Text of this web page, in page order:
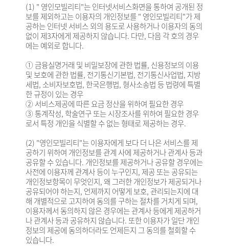
(1) " 영인모빌리티"는 인터넷서비스화면을 통하여 공개된 정
보를 제외하고는 이용자의 개인정보를 " 영인모빌리티"가 제
공하는 인터넷 서비스 외의 용도로 사용하거나 이용자의 동의
없이 제3자에게 제공하지 않습니다. 다만, 다음 각 호의 경우
에는 예외로 합니다.
① 금융실명거래 및 비밀보장에 관한 법률, 신용정보의 이용
및 보호에 관한 법률, 전기통신기본법, 전기통신사업법, 지방
세법, 소비자보호법, 한국은행법, 형사소송법 등 법령에 특별
한 규정이 있는 경우
② 서비스제공에 따른 요금 정산을 위하여 필요한 경우
③ 통계작성, 학술연구 또는 시장조사를 위하여 필요한 경우
로서 특정 개인을 식별할 수 없는 형태로 제공하는 경우.
(2) "영인모빌리티"는 이용자에게 보다 더 나은 서비스를 제
공하기 위하여 개인정보를 관계 사에 제공하거나 관계사 등과
공유할 수 있습니다. 개인정보를 제공하거나 공유할 경우에는
사전에 이용자께 관계사 등이 누구인지, 제공 또는 공유되는
개인정보항목이 무엇인지, 왜 그러한 개인정보가 제공되거나
공유되어야 하는지, 언제까지 어떻게 보호, 관리되는지에 대
해 개별적으로 고지하여 동의를 구하는 절차를 거치게 되며,
이용자께서 동의하지 않은 경우에는 관계사 등에게 제공하거
나 관계사 등과 공유하지 않습니다. 또한 이용자가 일단 개인
정보의 제공에 동의하더라도 언제든지 그 동의를 철회할 수
있습니다.